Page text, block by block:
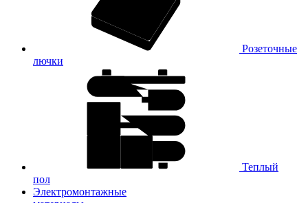
Розеточные
лючки
Теплый
пол
Электромонтажные